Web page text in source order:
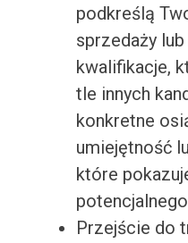
podkreślą
sprzedaży
kwalifikacje,
tle innych
konkretne
umiejętność
które
Przejście do